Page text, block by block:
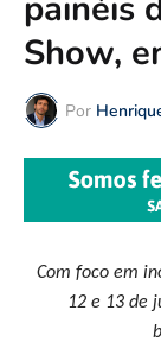
Show,
Por
Com foco em
12 e 13 de